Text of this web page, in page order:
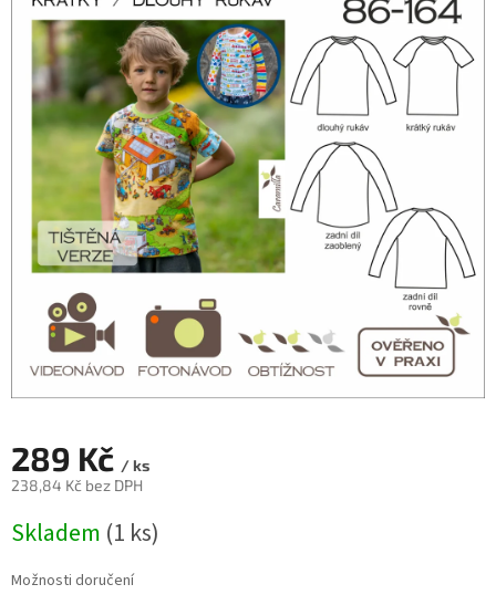
289 Kč / ks
238,84 Kč bez DPH
cena:
Skladem (1 ks)
Možnosti doručení